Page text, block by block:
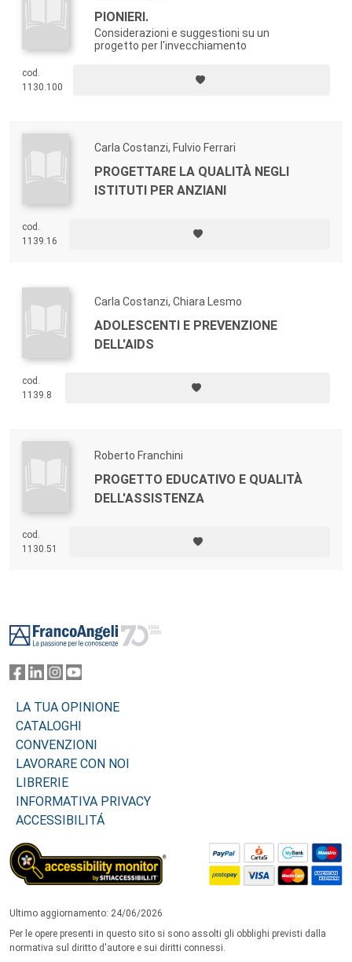
PIONIERI.
Considerazioni e suggestioni su un
progetto per l'invecchiamento
cod.
1130.100
Carla Costanzi, Fulvio Ferrari
PROGETTARE LA QUALITÀ NEGLI
ISTITUTI PER ANZIANI
cod.
1139.16
Carla Costanzi, Chiara Lesmo
ADOLESCENTI E PREVENZIONE
DELL'AIDS
cod.
1139.8
Roberto Franchini
PROGETTO EDUCATIVO E QUALITÀ
DELL'ASSISTENZA
cod.
1130.51
LA TUA OPINIONE
CATALOGHI
CONVENZIONI
LAVORARE CON NOI
LIBRERIE
INFORMATIVA PRIVACY
ACCESSIBILITÁ
Ultimo aggiornamento: 24/06/2026
Per le opere presenti in questo sito si sono assolti gli obblighi previsti dalla
normativa sul diritto d'autore e sui diritti connessi.